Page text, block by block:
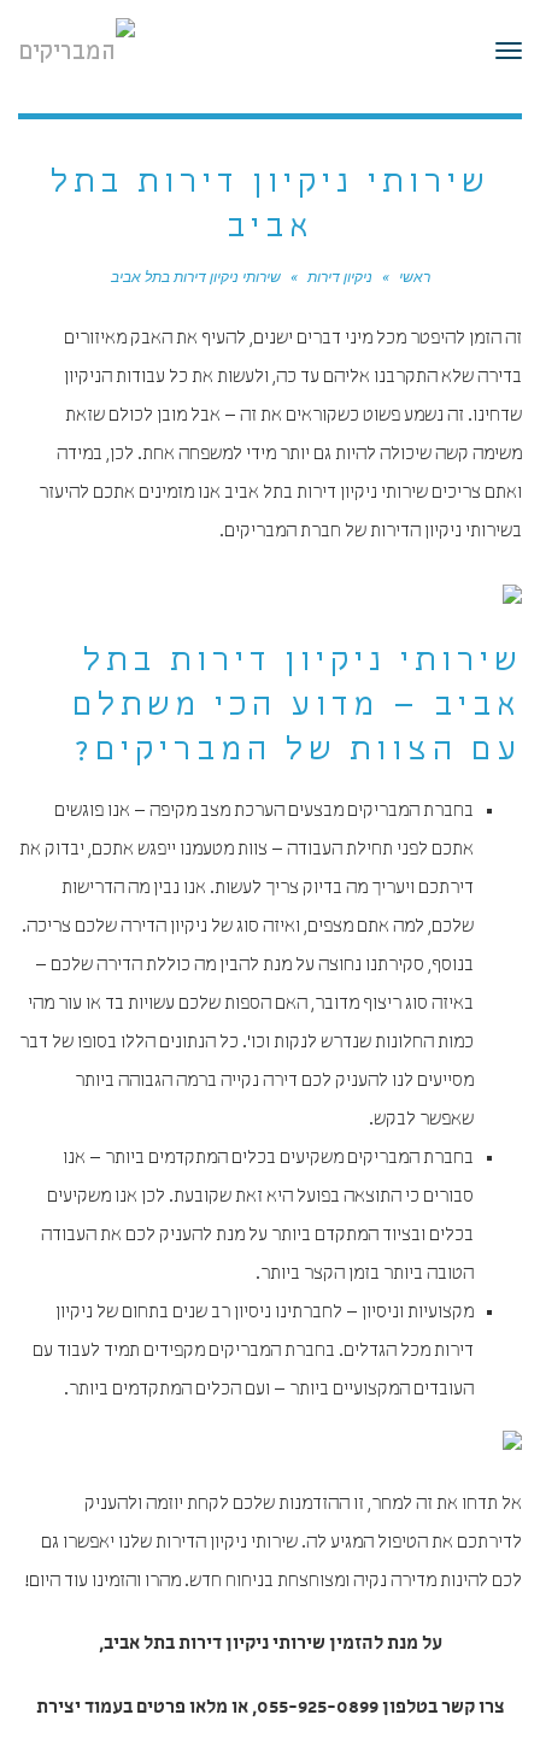
תפריט
שירותי ניקיון דירות בתל
אביב
ראשי » ניקיון דירות » שירותי ניקיון דירות בתל אביב
זה הזמן להיפטר מכל מיני דברים ישנים, להעיף את האבק מאיזורים
בדירה שלא התקרבנו אליהם עד כה, ולעשות את כל עבודות הניקיון
שדחינו. זה נשמע פשוט כשקוראים את זה – אבל מובן לכולם שזאת
משימה קשה שיכולה להיות גם יותר מידי למשפחה אחת. לכן, במידה
ואתם צריכים שירותי ניקיון דירות בתל אביב אנו מזמינים אתכם להיעזר
בשירותי ניקיון הדירות של חברת המבריקים.
שירותי ניקיון דירות בתל
אביב – מדוע הכי משתלם
עם הצוות של המבריקים?
בחברת המבריקים מבצעים הערכת מצב מקיפה – אנו פוגשים
אתכם לפני תחילת העבודה – צוות מטעמנו ייפגש אתכם, יבדוק את
דירתכם ויעריך מה בדיוק צריך לעשות. אנו נבין מה הדרישות
שלכם, למה אתם מצפים, ואיזה סוג של ניקיון הדירה שלכם צריכה.
בנוסף, סקירתנו נחוצה על מנת להבין מה כוללת הדירה שלכם –
באיזה סוג ריצוף מדובר, האם הספות שלכם עשויות בד או עור מהי
כמות החלונות שנדרש לנקות וכו'. כל הנתונים הללו בסופו של דבר
מסייעים לנו להעניק לכם דירה נקייה ברמה הגבוהה ביותר
שאפשר לבקש.
בחברת המבריקים משקיעים בכלים המתקדמים ביותר – אנו
סבורים כי התוצאה בפועל היא זאת שקובעת. לכן אנו משקיעים
בכלים ובציוד המתקדם ביותר על מנת להעניק לכם את העבודה
הטובה ביותר בזמן הקצר ביותר.
מקצועיות וניסיון – לחברתינו ניסיון רב שנים בתחום של ניקיון
דירות מכל הגדלים. בחברת המבריקים מקפידים תמיד לעבוד עם
העובדים המקצועיים ביותר – ועם הכלים המתקדמים ביותר.
אל תדחו את זה למחר, זו ההזדמנות שלכם לקחת יוזמה ולהעניק
לדירתכם את הטיפול המגיע לה. שירותי ניקיון הדירות שלנו יאפשרו גם
לכם להינות מדירה נקיה ומצוחצחת בניחוח חדש. מהרו והזמינו עוד היום!
על מנת להזמין שירותי ניקיון דירות בתל אביב,
צרו קשר בטלפון 055-925-0899, או מלאו פרטים בעמוד יצירת